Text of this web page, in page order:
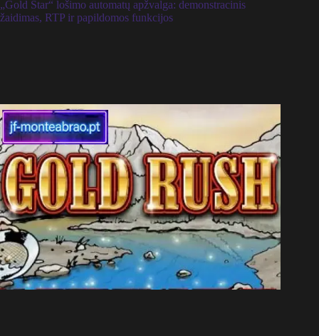
„Gold Star“ lošimo automatų apžvalga: demonstracinis
žaidimas, RTP ir papildomos funkcijos